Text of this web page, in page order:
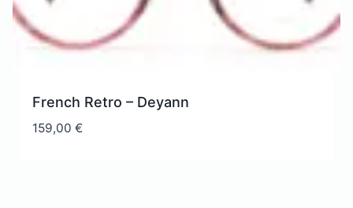
French Retro – Deyann
159,00€